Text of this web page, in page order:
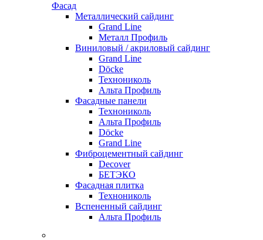
Фасад
Металлический сайдинг
Grand Line
Металл Профиль
Виниловый / акриловый сайдинг
Grand Line
Döсkе
Технониколь
Альта Профиль
Фасадные панели
Технониколь
Альта Профиль
Döсkе
Grand Line
Фиброцементный сайдинг
Decover
БЕТЭКО
Фасадная плитка
Технониколь
Вспененный сайдинг
Альта Профиль